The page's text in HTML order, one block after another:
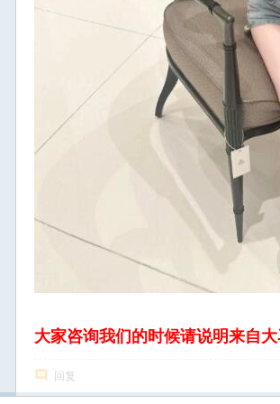
大家咨询我们的时候请说明来自
回复